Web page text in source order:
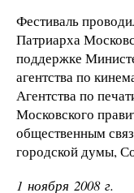
Фестиваль
Патриарха
поддержке
агентства по
Агентства по
Московского
общественным
городской думы,
1 ноября 2008 г.